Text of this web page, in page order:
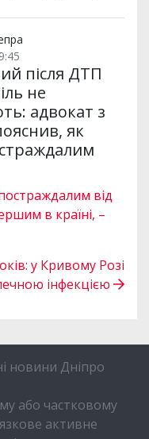
після ДТП
не
адвокат з
як
від
в країні, –
у Кривому Розі
інфекцією
новини Дніпро
або частковому
активне